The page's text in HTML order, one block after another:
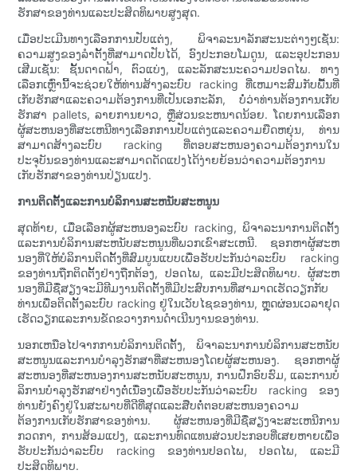
ຮັກສາຂອງທ່ານແລະປະສິດທິພາບສູງສຸດ.
ເມື່ອປະເມີນທາງເລືອກການປັບແຕ່ງ, ພິຈາລະນາລັກສະນະຕ່າງໆເຊັ່ນ:
ຄວາມສູງຂອງລໍາຕັ້ງທີ່ສາມາດປັບໄດ້, ອົງປະກອບໂມດູນ, ແລະອຸປະກອນ
ເສີມເຊັ່ນ: ຊັ້ນດາດຟ້າ, ຕົວແບ່ງ, ແລະລັກສະນະຄວາມປອດໄພ. ທາງ
ເລືອກເຫຼົ່ານີ້ຈະຊ່ວຍໃຫ້ທ່ານສ້າງລະບົບ racking ທີ່ເຫມາະສົມກັບພື້ນທີ່
ເກັບຮັກສາແລະຄວາມຕ້ອງການທີ່ເປັນເອກະລັກ, ບໍ່ວ່າທ່ານຕ້ອງການເກັບ
ຮັກສາ pallets, ລາຍການຍາວ, ຫຼືສ່ວນຂະຫນາດນ້ອຍ. ໂດຍການເລືອກ
ຜູ້ສະຫນອງທີ່ສະເຫນີທາງເລືອກການປັບແຕ່ງແລະຄວາມຍືດຫຍຸ່ນ, ທ່ານ
ສາມາດສ້າງລະບົບ racking ທີ່ຕອບສະຫນອງຄວາມຕ້ອງການໃນ
ປະຈຸບັນຂອງທ່ານແລະສາມາດດັດແປງໄດ້ງ່າຍຍ້ອນວ່າຄວາມຕ້ອງການ
ເກັບຮັກສາຂອງທ່ານປ່ຽນແປງ.
ການຕິດຕັ້ງແລະການບໍລິການສະຫນັບສະຫນູນ
ສຸດທ້າຍ, ເມື່ອເລືອກຜູ້ສະຫນອງລະບົບ racking, ພິຈາລະນາການຕິດຕັ້ງ
ແລະການບໍລິການສະຫນັບສະຫນູນທີ່ພວກເຂົາສະເຫນີ. ຊອກຫາຜູ້ສະຫ
ນອງທີ່ໃຫ້ບໍລິການຕິດຕັ້ງທີ່ສົມບູນແບບເພື່ອຮັບປະກັນວ່າລະບົບ racking
ຂອງທ່ານຖືກຕິດຕັ້ງຢ່າງຖືກຕ້ອງ, ປອດໄພ, ແລະມີປະສິດທິພາບ. ຜູ້ສະຫ
ນອງທີ່ມີຊື່ສຽງຈະມີທີມງານຕິດຕັ້ງທີ່ມີປະສົບການທີ່ສາມາດເຮັດວຽກກັບ
ທ່ານເພື່ອຕິດຕັ້ງລະບົບ racking ຢູ່ໃນເວັບໄຊຂອງທ່ານ, ຫຼຸດຜ່ອນເວລາຢຸດ
ເຮັດວຽກແລະການຂັດຂວາງການດໍາເນີນງານຂອງທ່ານ.
ນອກເຫນືອໄປຈາກການບໍລິການຕິດຕັ້ງ, ພິຈາລະນາການບໍລິການສະຫນັບ
ສະຫນູນແລະການບໍາລຸງຮັກສາທີ່ສະຫນອງໂດຍຜູ້ສະຫນອງ. ຊອກຫາຜູ້
ສະຫນອງທີ່ສະຫນອງການສະຫນັບສະຫນູນ, ການຝຶກອົບຮົມ, ແລະການບໍ
ລິການບໍາລຸງຮັກສາຢ່າງຕໍ່ເນື່ອງເພື່ອຮັບປະກັນວ່າລະບົບ racking ຂອງ
ທ່ານຍັງຄົງຢູ່ໃນສະພາບທີ່ດີທີ່ສຸດແລະສືບຕໍ່ຕອບສະຫນອງຄວາມ
ຕ້ອງການເກັບຮັກສາຂອງທ່ານ. ຜູ້ສະຫນອງທີ່ມີຊື່ສຽງຈະສະເຫນີການ
ກວດກາ, ການສ້ອມແປງ, ແລະການທົດແທນສ່ວນປະກອບທີ່ເສຍຫາຍເພື່ອ
ຮັບປະກັນວ່າລະບົບ racking ຂອງທ່ານປອດໄພ, ປອດໄພ, ແລະມີ
ປະສິດທິພາບ.